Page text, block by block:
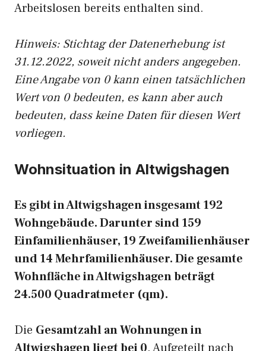
Arbeitslosen bereits enthalten sind.
Hinweis: Stichtag der Datenerhebung ist
31.12.2022, soweit nicht anders angegeben.
Eine Angabe von 0 kann einen tatsächlichen
Wert von 0 bedeuten, es kann aber auch
bedeuten, dass keine Daten für diesen Wert
vorliegen.
Wohnsituation in Altwigshagen
Es gibt in Altwigshagen insgesamt 192
Wohngebäude. Darunter sind 159
Einfamilienhäuser, 19 Zweifamilienhäuser
und 14 Mehrfamilienhäuser. Die gesamte
Wohnfläche in Altwigshagen beträgt
24.500 Quadratmeter (qm).
Die Gesamtzahl an Wohnungen in